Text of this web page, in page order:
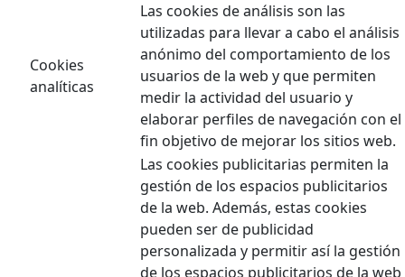
Cookies
analíticas
Las cookies de análisis son las
utilizadas para llevar a cabo el análisis
anónimo del comportamiento de los
usuarios de la web y que permiten
medir la actividad del usuario y
elaborar perfiles de navegación con el
fin objetivo de mejorar los sitios web.
Las cookies publicitarias permiten la
gestión de los espacios publicitarios
de la web. Además, estas cookies
pueden ser de publicidad
personalizada y permitir así la gestión
de los espacios publicitarios de la web